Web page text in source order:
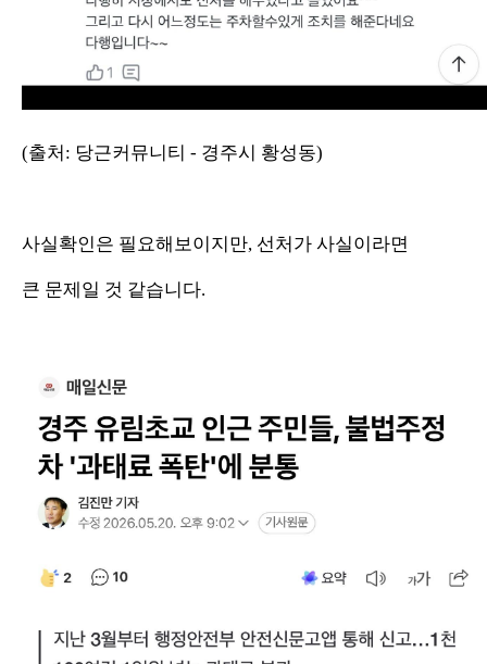
(출처: 당근커뮤니티 - 경주시 황성동)
사실확인은 필요해보이지만, 선처가 사실이라면
큰 문제일 것 같습니다.